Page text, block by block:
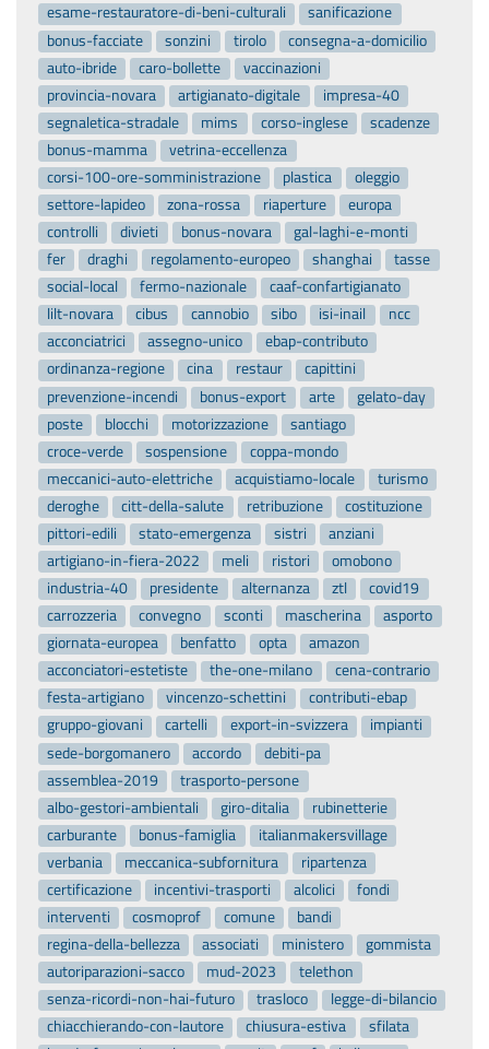
esame-restauratore-di-beni-culturali
sanificazione
bonus-facciate
sonzini tirolo
consegna-a-domicilio
auto-ibride
caro-bollette
vaccinazioni
provincia-novara
artigianato-digitale
impresa-40
segnaletica-stradale
mims corso-inglese
scadenze
bonus-mamma
vetrina-eccellenza
corsi-100-ore-somministrazione
plastica
oleggio
settore-lapideo
zona-rossa riaperture
europa
controlli
divieti bonus-novara
gal-laghi-e-monti
fer
draghi regolamento-europeo shanghai
tasse
social-local
fermo-nazionale
caaf-confartigianato
lilt-novara
cibus cannobio sibo isi-inail
ncc
acconciatrici
assegno-unico
ebap-contributo
ordinanza-regione
cina restaur
capittini
prevenzione-incendi
bonus-export arte
gelato-day
poste
blocchi motorizzazione
santiago
croce-verde
sospensione
coppa-mondo
meccanici-auto-elettriche
acquistiamo-locale
turismo
deroghe
citt-della-salute retribuzione
costituzione
pittori-edili
stato-emergenza sistri
anziani
artigiano-in-fiera-2022
meli ristori
omobono
industria-40
presidente alternanza ztl
covid19
carrozzeria
convegno sconti mascherina
asporto
giornata-europea
benfatto opta
amazon
acconciatori-estetiste
the-one-milano
cena-contrario
festa-artigiano
vincenzo-schettini
contributi-ebap
gruppo-giovani
cartelli export-in-svizzera
impianti
sede-borgomanero
accordo
debiti-pa
assemblea-2019
trasporto-persone
albo-gestori-ambientali
giro-ditalia
rubinetterie
carburante
bonus-famiglia
italianmakersvillage
verbania
meccanica-subfornitura
ripartenza
certificazione
incentivi-trasporti alcolici
fondi
interventi
cosmoprof comune
bandi
regina-della-bellezza
associati ministero
gommista
autoriparazioni-sacco
mud-2023
telethon
senza-ricordi-non-hai-futuro
trasloco
legge-di-bilancio
chiacchierando-con-lautore
chiusura-estiva
sfilata